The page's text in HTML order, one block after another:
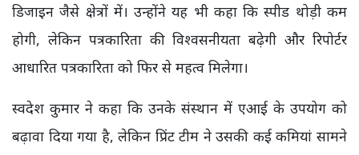
डिजाइन जैसे क्षेत्रों में। उन्होंने यह भी कहा कि स्पीड थोड़ी कम
होगी, लेकिन पत्रकारिता की विश्वसनीयता बढ़ेगी और रिपोर्टर
आधारित पत्रकारिता को फिर से महत्व मिलेगा।
स्वदेश कुमार ने कहा कि उनके संस्थान में एआई के उपयोग को
बढ़ावा दिया गया है, लेकिन प्रिंट टीम ने उसकी कई कमियां सामने